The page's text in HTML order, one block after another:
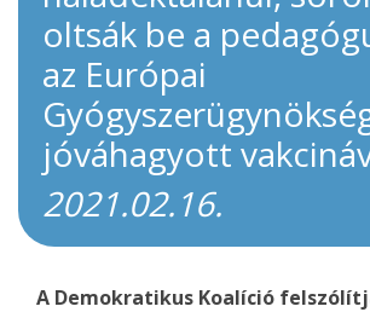
oltsák be a
az Európai
jóváhagyott
2021.02.16.
A Demokratikus Koalíció